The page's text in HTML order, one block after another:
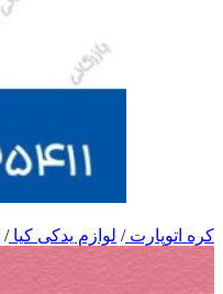
کره اتوپارت/ لوازم یدکی کیا/